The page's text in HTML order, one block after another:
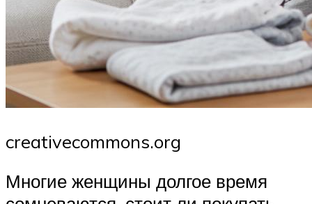
creativecommons.org
Многие женщины долгое время